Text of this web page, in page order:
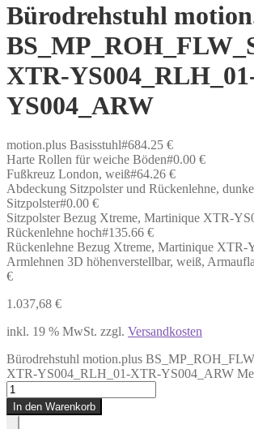
Bürodrehstuhl
XTR-
YS004_ARW
motion.plus Basisstuhl#684.25 €
Harte Rollen für weiche Böden#0.00 €
Fußkreuz London, weiß#64.26 €
Abdeckung Sitzpolster und Rückenlehne,
Sitzpolster#0.00 €
Sitzpolster Bezug Xtreme, Martinique XTR-
Rückenlehne hoch#135.66 €
Rückenlehne Bezug Xtreme, Martinique XTR-
Armlehnen 3D höhenverstellbar, weiß,
€
1.037,68 €
inkl. 19 % MwSt. zzgl. Versandkosten
Bürodrehstuhl motion.plus
XTR-YS004_RLH_01-XTR-YS004_ARW
In den Warenkorb